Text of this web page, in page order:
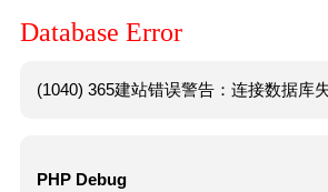
Database Error
(1040) 365建站错误警告：连接数据库
PHP Debug